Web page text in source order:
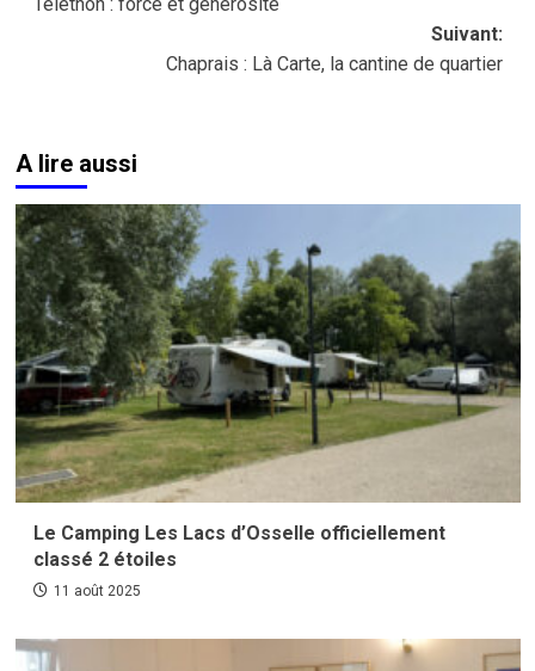
d’article
Téléthon : force et générosité
Suivant:
Chaprais : Là Carte, la cantine de quartier
A lire aussi
Le Camping Les Lacs d’Osselle officiellement
classé 2 étoiles
11 août 2025